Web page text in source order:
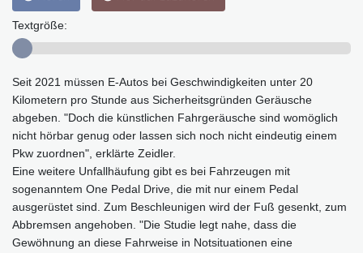
Textgröße:
Seit 2021 müssen E-Autos bei Geschwindigkeiten unter 20
Kilometern pro Stunde aus Sicherheitsgründen Geräusche
abgeben. "Doch die künstlichen Fahrgeräusche sind womöglich
nicht hörbar genug oder lassen sich noch nicht eindeutig einem
Pkw zuordnen", erklärte Zeidler.
Eine weitere Unfallhäufung gibt es bei Fahrzeugen mit
sogenanntem One Pedal Drive, die mit nur einem Pedal
ausgerüstet sind. Zum Beschleunigen wird der Fuß gesenkt, zum
Abbremsen angehoben. "Die Studie legt nahe, dass die
Gewöhnung an diese Fahrweise in Notsituationen eine